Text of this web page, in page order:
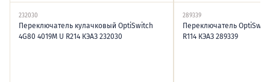
232030
Переключатель кулачковый OptiSwitch
4G80 4019М U R214 КЭАЗ 232030
289339
Переключатель
R114 КЭАЗ 289339